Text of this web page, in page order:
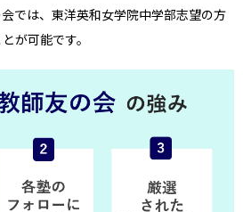
では、東洋英和女学院中学部志望の方
が可能です。